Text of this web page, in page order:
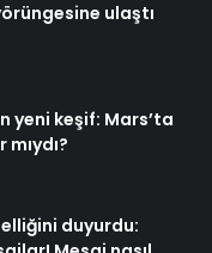
ulaştı
yeni keşif: Mars’ta
duyurdu: